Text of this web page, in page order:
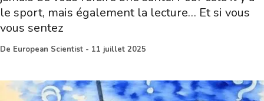
le sport, mais également la lecture… Et si vous
vous sentez
De European Scientist - 11 juillet 2025